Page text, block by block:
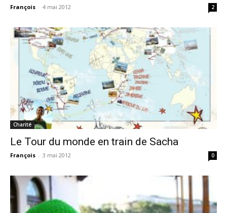
François - 4 mai 2012 2
Charité
Le Tour du monde en train de Sacha
François - 3 mai 2012 0